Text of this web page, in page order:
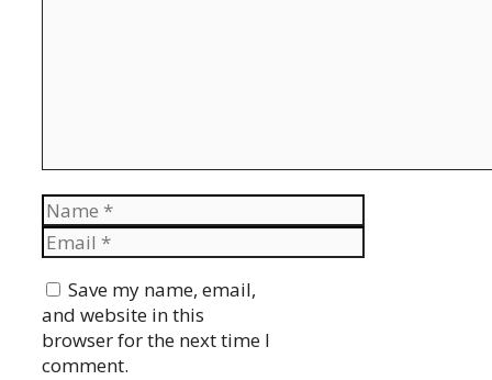
Name
Email
Save my name, email,
and website in this
browser for the next time I
comment.